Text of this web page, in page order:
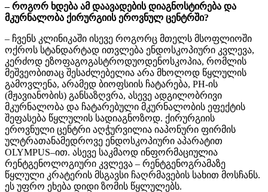
– როგორ ხდება ამ დაავადების დიაგნოსტირება და
მკურნალობა ქირურგიის ეროვნულ ცენტრში?
– ჩვენს კლინიკაში ისევე როგორც მთელს მსოფლიოში
ოქროს სტანდარტად ითვლება ენდოსკოპიური კვლევა,
კერძოდ ეზოფაგოგასტროდუოდენოსკოპია, რომლის
მეშვეობითაც შესაძლებელია არა მხოლოდ წყლულის
გამოვლენა, არამედ ბიოფსიის ჩატარება, PH-ის
(მჟავიანობის) განსაზღვრა, ასევე ადგილობრივი
მკურნალობა და ჩატარებული მკურნალობის ეფექტის
შეფასება წყლულის სადიაგნოზოდ. ქირურგიის
ეროვნული ცენტრი აღჭურვილია იაპონური ფირმის
ულტრათანამედროვე ენდოსკოპიური აპარატით
OLYMPUS–ით. ასევე საკმაოდ ინფორმაციულია
რენტგენოლოგიური კვლევა – რენტგენოგრამაზე
წყლული კრატერის მსგავსი ჩაღრმავების სახით მოსჩანს.
ეს უფრო ეხება დიდი ზომის წყლულებს.